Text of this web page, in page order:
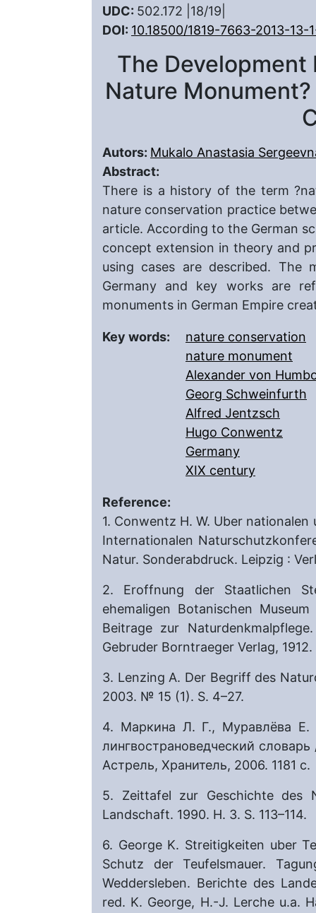
UDC: 502.172 |18/19|
DOI: 10.18500/1819-7663-2013-13-
The
Nature
Autors: Mukalo Anastasia
Abstract:
There is a history of the term
nature conservation practice
article. According to the German
concept extension in theory and
using cases are described.
Germany and key works are
monuments in German Empire
Key words:
nature conservation
nature monument
Alexander von
Georg Schweinfurth
Alfred Jentzsch
Hugo Conwentz
Germany
XIX century
Reference:
1. Conwentz H. W. Uber
Internationalen
Natur. Sonderabdruck. Leipzig :
2. Eroffnung der Staatlichen
ehemaligen Botanischen
Beitrage zur
Gebruder Borntraeger Verlag, 1912.
3. Lenzing A. Der Begriff des
2003. № 15 (1). S. 4–27.
4. Маркина Л. Г., Муравлёва
лингвострановедческий
Астрель, Хранитель, 2006. 1181 c.
5. Zeittafel zur Geschichte des
Landschaft. 1990. H. 3. S. 113–114.
6. George K. Streitigkeiten uber
Schutz der Teufelsmauer.
Weddersleben. Berichte des
red. K. George, H.-J. Lerche u.a.